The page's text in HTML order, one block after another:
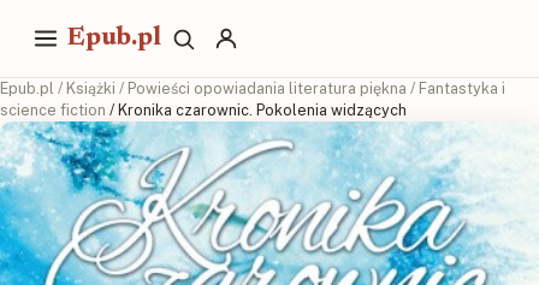
Epub.pl
Epub.pl / Książki / Powieści opowiadania literatura piękna / Fantastyka i
science fiction / Kronika czarownic. Pokolenia widzących